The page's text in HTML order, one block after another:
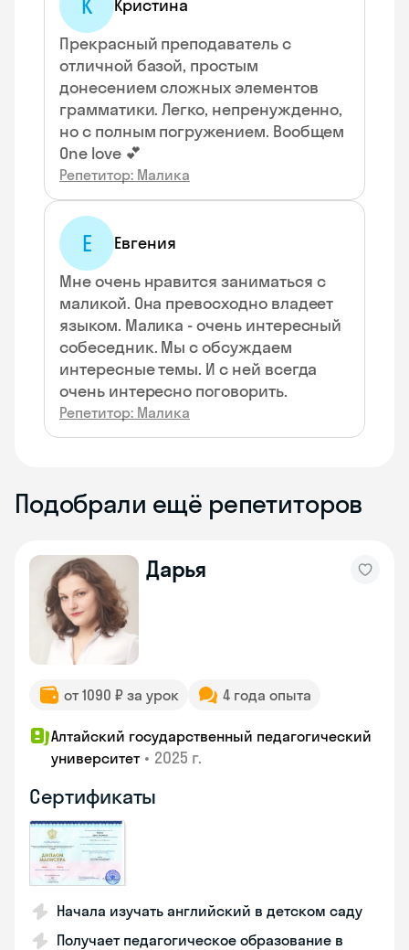
К Кристина
Прекрасный преподаватель с
отличной базой, простым
донесением сложных элементов
грамматики. Легко, непренужденно,
но с полным погружением. Вообщем
One love 💕
Репетитор: Малика
Е
Евгения
Мне очень нравится заниматься с
маликой. Она превосходно владеет
языком. Малика - очень интересный
собеседник. Мы с обсуждаем
интересные темы. И с ней всегда
очень интересно поговорить.
Репетитор: Малика
Подобрали ещё репетиторов
Дарья
от 1090 ₽ за урок 4 года опыта
Алтайский государственный педагогический
университет • 2025 г.
Сертификаты
Начала изучать английский в детском саду
Получает педагогическое образование в